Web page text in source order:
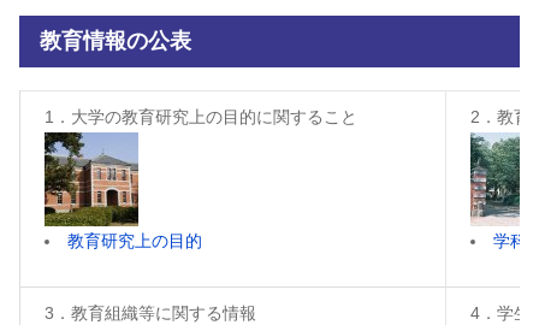
教育情報の公表
1．大学の教育研究上の目的に関すること
教育研究上の目的
2．教育
学科
3．教育組織等に関する情報 4．学生